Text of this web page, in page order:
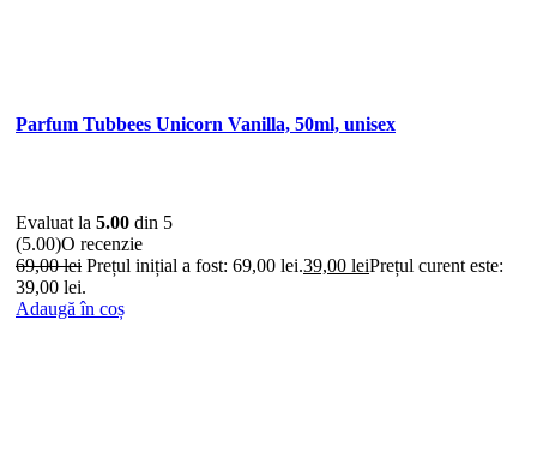
Parfum Tubbees Unicorn Vanilla, 50ml, unisex
Evaluat la 5.00 din 5
(5.00)O recenzie
69,00lei Prețul inițial a fost: 69,00 lei.39,00 leiPrețul curent este:
39,00 lei.
Adaugă în coș